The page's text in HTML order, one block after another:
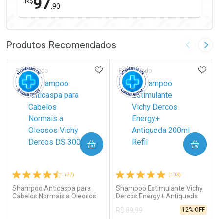
,90
Laboratório
Ativar Desconto
Por R$ 97,90/cada
Por Menos
Por R$ 97,90/cada
Produtos Recomendados Imagem
(77)
Shampoo Anticaspa para
Cabelos Normais a Oleosos
Patrocinado ADICIONAR AOS FAVORITOS
COMPRAR
(103)
Shampoo Estimulante Vichy
Dercos Energy+ Antiqueda
Patrocinado
R$ 89,99
12% OFF
COMPRAR